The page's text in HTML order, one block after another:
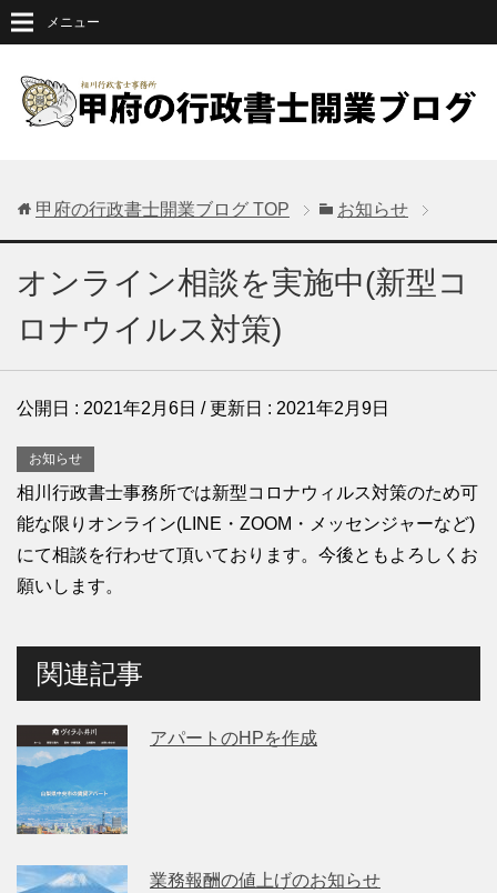
メニュー
甲府の行政書士開業ブログ TOP お知らせ
オンライン相談を実施中(新型コ
ロナウイルス対策)
公開日 : 2021年2月6日 / 更新日 : 2021年2月9日
お知らせ
相川行政書士事務所では新型コロナウィルス対策のため可
能な限りオンライン(LINE・ZOOM・メッセンジャーなど)
にて相談を行わせて頂いております。今後ともよろしくお
願いします。
関連記事
アパートのHPを作成
業務報酬の値上げのお知らせ